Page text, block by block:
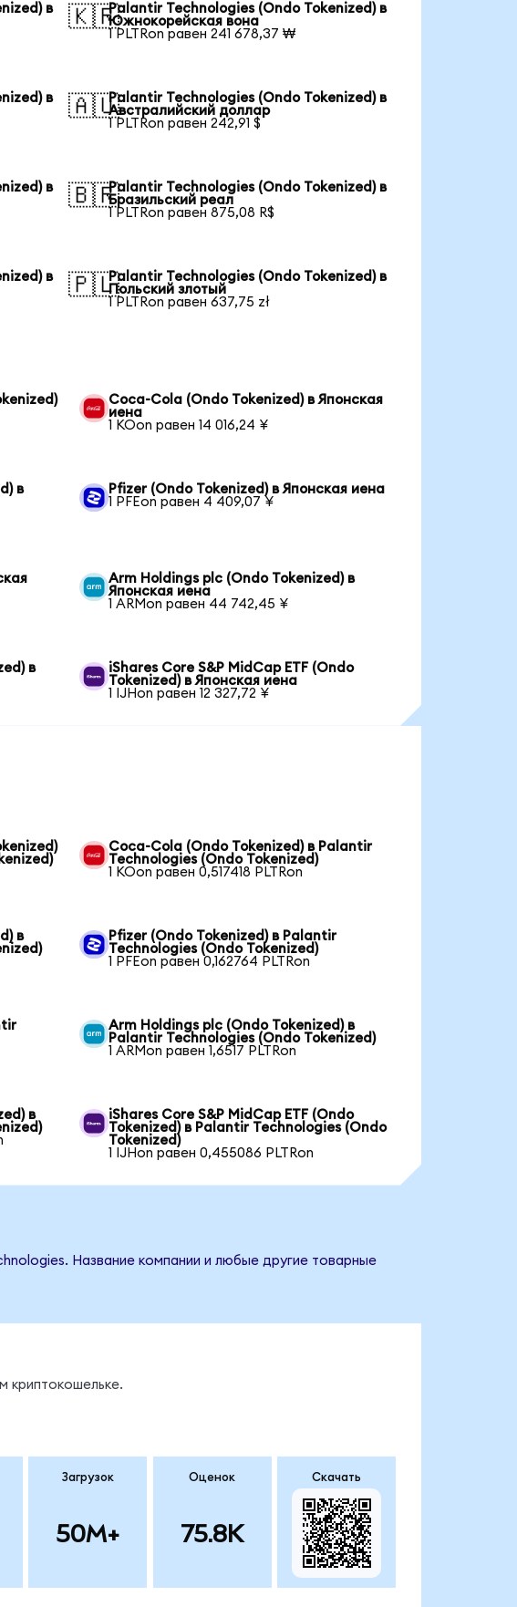
в
🇰🇷Palantir Technologies (Ondo Tokenized) в
Южнокорейская вона
1 PLTRon равен 241 678,37 ₩
в
🇦🇺Palantir Technologies (Ondo Tokenized) в
Австралийский доллар
1 PLTRon равен 242,91 $
в
🇧🇷Palantir Technologies (Ondo Tokenized) в
Бразильский реал
1 PLTRon равен 875,08 R$
в
🇵🇱Palantir Technologies (Ondo Tokenized) в
Польский злотый
1 PLTRon равен 637,75 zł
Coca-Cola (Ondo Tokenized) в Японская
иена
1 KOon равен 14 016,24 ¥
в
Pfizer (Ondo Tokenized) в Японская иена
1 PFEon равен 4 409,07 ¥
Arm Holdings plc (Ondo Tokenized) в
Японская иена
1 ARMon равен 44 742,45 ¥
в
iShares Core S&P MidCap ETF (Ondo
Tokenized) в Японская иена
1 IJHon равен 12 327,72 ¥
Coca-Cola (Ondo Tokenized) в Palantir
Technologies (Ondo Tokenized)
1 KOon равен 0,517418 PLTRon
в
Pfizer (Ondo Tokenized) в Palantir
Technologies (Ondo Tokenized)
1 PFEon равен 0,162764 PLTRon
Arm Holdings plc (Ondo Tokenized) в
Palantir Technologies (Ondo Tokenized)
1 ARMon равен 1,6517 PLTRon
в
iShares Core S&P MidCap ETF (Ondo
Tokenized) в Palantir Technologies (Ondo
Tokenized)
1 IJHon равен 0,455086 PLTRon
Название компании и любые другие товарные
криптокошельке.
Загрузок
50M+
Оценок
75.8K
Скачать